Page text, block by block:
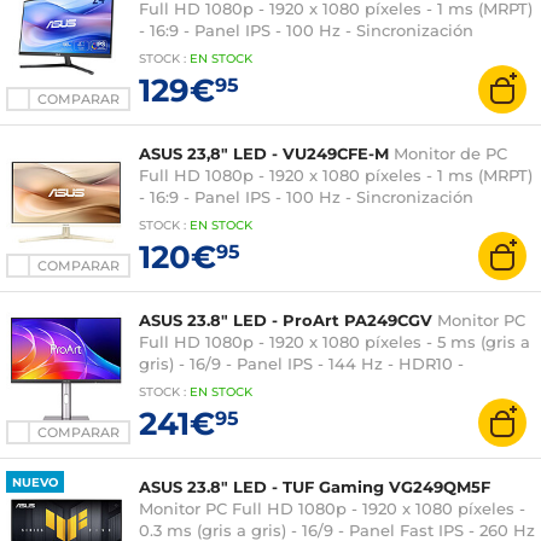
COMPARAR
Full HD 1080p - 1920 x 1080 píxeles - 1 ms (MRPT)
- 16:9 - Panel IPS - 100 Hz - Sincronización
adaptativa - HDMI/USB-C - Ajuste de altura -
STOCK : EN STOCK
129€95
COMPARAR
ASUS 23,8" LED - VU249CFE-M Monitor de PC
Full HD 1080p - 1920 x 1080 píxeles - 1 ms (MRPT)
- 16:9 - Panel IPS - 100 Hz - Sincronización
adaptativa - HDMI/USB-C - Ajuste de altura -
STOCK : EN STOCK
120€95
COMPARAR
ASUS 23.8" LED - ProArt PA249CGV Monitor PC
Full HD 1080p - 1920 x 1080 píxeles - 5 ms (gris a
gris) - 16/9 - Panel IPS - 144 Hz - HDR10 -
Adaptive-Sync - HDMI/DisplayPort/USB-C - Hub
USB - Pivotante - Plata/Negro
STOCK : EN STOCK
241€95
NUEVO
ASUS 23.8" LED - TUF Gaming VG249QM5F
Monitor PC Full HD 1080p - 1920 x 1080 píxeles -
0.3 ms (gris a gris) - 16/9 - Panel Fast IPS - 260 Hz